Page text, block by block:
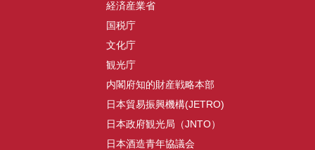
経済産業省
国税庁
文化庁
観光庁
内閣府知的財産戦略本部
日本貿易振興機構(JETRO)
日本政府観光局（JNTO）
日本酒造青年協議会